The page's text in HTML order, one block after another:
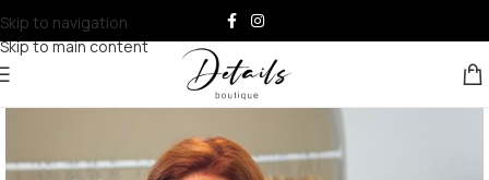
Skip to navigation
Skip to main content